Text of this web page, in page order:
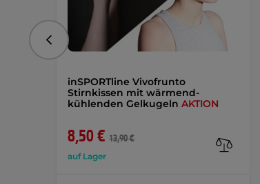
inSPORTline Vivofrunto
Stirnkissen mit wärmend-
kühlenden Gelkugeln AKTION
8,50 € 13,90 €
auf Lager
vorhergehend